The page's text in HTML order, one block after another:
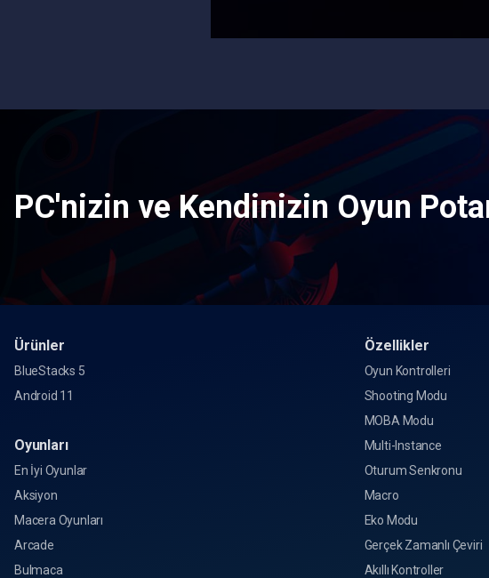
PC'nizin ve Kendinizin Oyun
Ürünler
BlueStacks 5
Android 11
Oyunları
En İyi Oyunlar
Aksiyon
Macera Oyunları
Arcade
Bulmaca
Özellikler
Oyun Kontrolleri
Shooting Modu
MOBA Modu
Multi-Instance
Oturum Senkronu
Macro
Eko Modu
Gerçek Zamanlı Çeviri
Akıllı Kontroller